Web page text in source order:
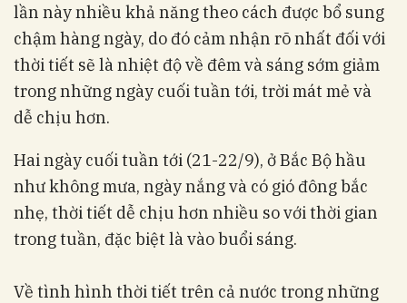
lần này nhiều khả năng theo cách được bổ sung
chậm hàng ngày, do đó cảm nhận rõ nhất đối với
thời tiết sẽ là nhiệt độ về đêm và sáng sớm giảm
trong những ngày cuối tuần tới, trời mát mẻ và
dễ chịu hơn.
Hai ngày cuối tuần tới (21-22/9), ở Bắc Bộ hầu
như không mưa, ngày nắng và có gió đông bắc
nhẹ, thời tiết dễ chịu hơn nhiều so với thời gian
trong tuần, đặc biệt là vào buổi sáng.
Về tình hình thời tiết trên cả nước trong những